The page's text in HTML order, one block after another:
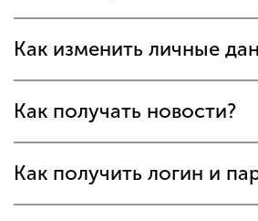
Как изменить личные
Как получать новости?
Как получить логин и